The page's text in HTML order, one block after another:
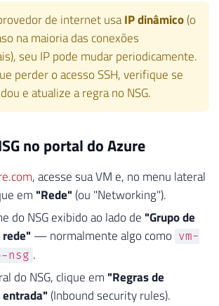
de internet usaIP dinâmico(o
na maioria das conexões
seu IP pode mudar periodicamente.
perder o acesso SSH, verifique se
e atualize a regra no NSG.
no portal do Azure
, acesse sua VM e, no menu lateral
em "Rede" (ou "Networking").
do NSG exibido ao lado de "Grupo de
— normalmente algo como vm-
nsg .
do NSG, clique em "Regras de
(Inbound security rules).